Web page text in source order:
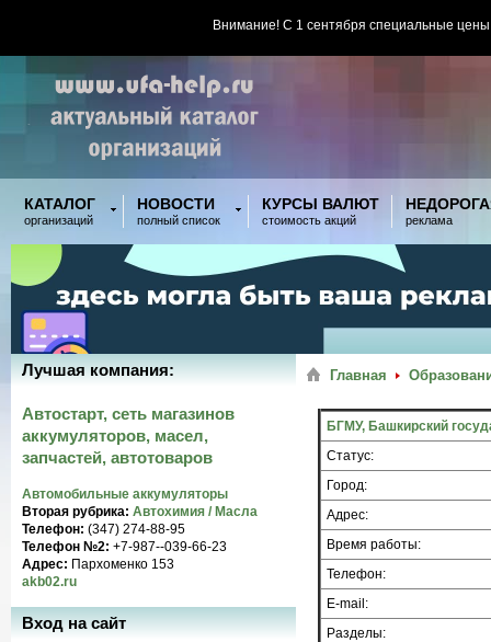
Внимание! С 1 сентября специальные
КАТАЛОГ
организаций
НОВОСТИ
полный список
КУРСЫ ВАЛЮТ
стоимость акций реклама
Главная
БГМУ, Башкирский
Статус:
Город:
Адрес:
Время работы:
Телефон:
E-mail:
Разделы:
Лучшая компания:
Автостарт, сеть магазинов
аккумуляторов, масел,
запчастей, автотоваров
Автомобильные аккумуляторы
Вторая рубрика: Автохимия / Масла
Телефон: (347) 274-88-95
Телефон №2: +7-987--039-66-23
Адрес: Пархоменко 153
akb02.ru
Вход на сайт